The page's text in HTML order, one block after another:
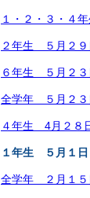
１・２・３・４
２年生 ５月２
６年生 ５月２
全学年 ５月２
４年生 4月２８
１年生 ５月１
全学年 ２月１５